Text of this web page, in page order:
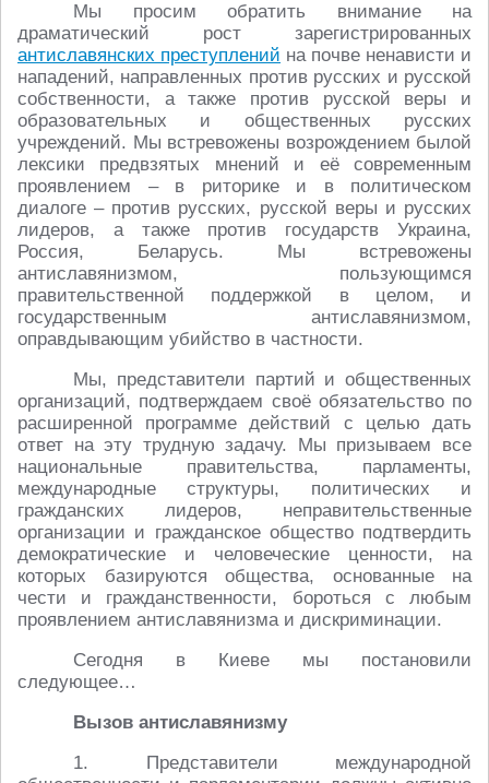
Мы просим обратить внимание на
драматический рост зарегистрированных
антиславянских преступлений на почве ненависти и
нападений, направленных против русских и русской
собственности, а также против русской веры и
образовательных и общественных русских
учреждений. Мы встревожены возрождением былой
лексики предвзятых мнений и её современным
проявлением – в риторике и в политическом
диалоге – против русских, русской веры и русских
лидеров, а также против государств Украина,
Россия, Беларусь. Мы встревожены
антиславянизмом, пользующимся
правительственной поддержкой в целом, и
государственным антиславянизмом,
оправдывающим убийство в частности.
Мы, представители партий и общественных
организаций, подтверждаем своё обязательство по
расширенной программе действий с целью дать
ответ на эту трудную задачу. Мы призываем все
национальные правительства, парламенты,
международные структуры, политических и
гражданских лидеров, неправительственные
организации и гражданское общество подтвердить
демократические и человеческие ценности, на
которых базируются общества, основанные на
чести и гражданственности, бороться с любым
проявлением антиславянизма и дискриминации.
Сегодня в Киеве мы постановили
следующее…
Вызов антиславянизму
1. Представители международной